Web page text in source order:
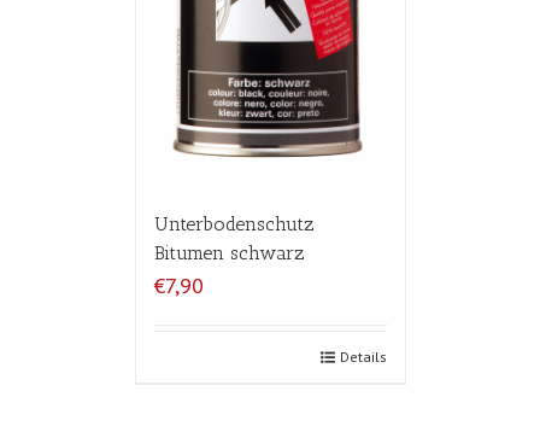
Unterbodenschutz
Bitumen schwarz
€7,90
Details